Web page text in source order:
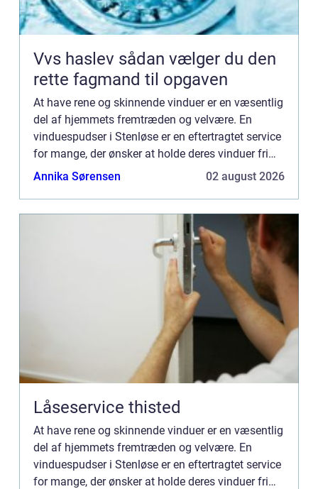
Vvs haslev sådan vælger du den
rette fagmand til opgaven
At have rene og skinnende vinduer er en væsentlig
del af hjemmets fremtræden og velvære. En
vinduespudser i Stenløse er en eftertragtet service
for mange, der ønsker at holde deres vinduer fri
for skidt og snavs, hvilk...
Annika Sørensen 02 august 2026
Låseservice thisted
At have rene og skinnende vinduer er en væsentlig
del af hjemmets fremtræden og velvære. En
vinduespudser i Stenløse er en eftertragtet service
for mange, der ønsker at holde deres vinduer fri